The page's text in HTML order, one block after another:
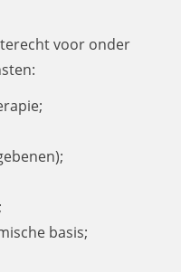
voor onder
basis;